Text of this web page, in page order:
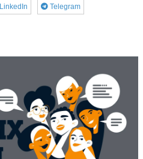
LinkedIn Telegram